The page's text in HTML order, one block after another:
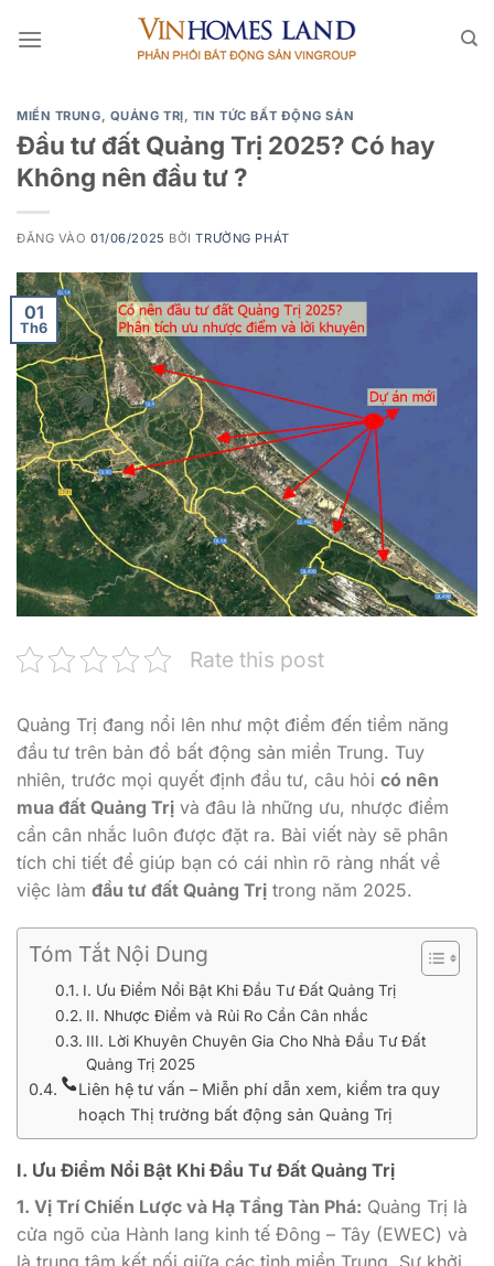
qua
MIỀN TRUNG, QUẢNG TRỊ, TIN TỨC BẤT ĐỘNG SẢN
Đầu tư đất Quảng Trị 2025? Có hay
Không nên đầu tư ?
ĐĂNG VÀO01/06/2025 BỞITRƯỜNG PHÁT
01
Th6
Rate this post
Quảng Trị đang nổi lên như một điểm đến tiềm năng
đầu tư trên bản đồ bất động sản miền Trung. Tuy
nhiên, trước mọi quyết định đầu tư, câu hỏi có nên
mua đất Quảng Trị và đâu là những ưu, nhược điểm
cần cân nhắc luôn được đặt ra. Bài viết này sẽ phân
tích chi tiết để giúp bạn có cái nhìn rõ ràng nhất về
việc làm đầu tư đất Quảng Trị trong năm 2025.
Tóm Tắt Nội Dung
I. Ưu Điểm Nổi Bật Khi Đầu Tư Đất Quảng Trị
II. Nhược Điểm và Rủi Ro Cần Cân nhắc
III. Lời Khuyên Chuyên Gia Cho Nhà Đầu Tư Đất
Quảng Trị 2025
Liên hệ tư vấn – Miễn phí dẫn xem, kiểm tra quy
hoạch Thị trường bất động sản Quảng Trị
I. Ưu Điểm Nổi Bật Khi Đầu Tư Đất Quảng Trị
1. Vị Trí Chiến Lược và Hạ Tầng Tàn Phá: Quảng Trị là
cửa ngõ của Hành lang kinh tế Đông – Tây (EWEC) và
là trung tâm kết nối giữa các tỉnh miền Trung. Sự khởi